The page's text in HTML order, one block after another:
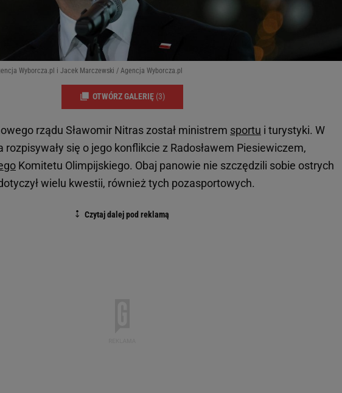
Wyborcza.pl i Jacek Marczewski / Agencja Wyborcza.pl
OTWÓRZ GALERIĘ (3)
rządu Sławomir Nitras został ministrem sportu i turystyki. W
się o jego konflikcie z Radosławem Piesiewiczem,
Komitetu Olimpijskiego. Obaj panowie nie szczędzili sobie ostrych
wielu kwestii, również tych pozasportowych.